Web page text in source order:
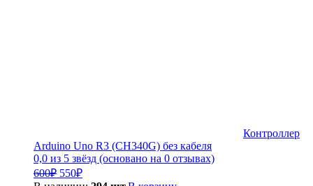
Контроллер
Arduino Uno R3 (CH340G) без кабеля
0,0 из 5 звёзд (основано на 0 отзывах)
600₽ Первоначальная
цена
550₽Текущая
цена: